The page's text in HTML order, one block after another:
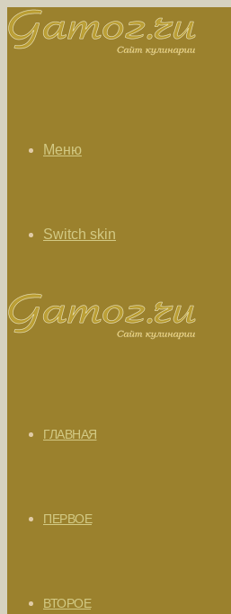
Меню
Switch skin
ГЛАВНАЯ
ПЕРВОЕ
ВТОРОЕ